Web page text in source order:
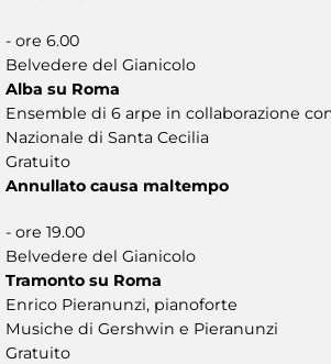
- ore 6.00
Belvedere del Gianicolo
Alba su Roma
Ensemble di 6 arpe in collaborazione
Nazionale di Santa Cecilia
Gratuito
Annullato causa maltempo
- ore 19.00
Belvedere del Gianicolo
Tramonto su Roma
Enrico Pieranunzi, pianoforte
Musiche di Gershwin e Pieranunzi
Gratuito